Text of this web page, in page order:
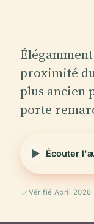
proximité
plus ancien
porte
Écouter
Vérifié April 2026